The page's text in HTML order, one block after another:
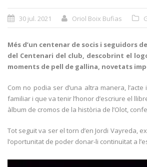
30 jul. 2021 Oriol Boix Bufias
Més d’un centenar de socis i seguidors
del Centenari del club, descobrint el
moments de pell de gallina, novetats
Com no podia ser d’una altra manera,
familiar i que va tenir l’honor d’escriure el
àlbum de cromos de la història de l’Olot,
Tot seguit va ser el torn d’en Jordi Vayreda,
l’oportunitat de poder donar-li continuïtat a